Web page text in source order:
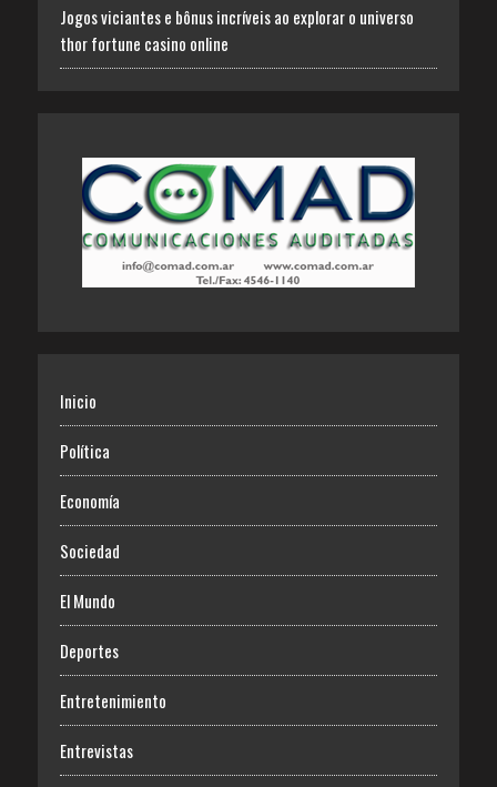
Jogos viciantes e bônus incríveis ao explorar o universo
thor fortune casino online
Inicio
Política
Economía
Sociedad
El Mundo
Deportes
Entretenimiento
Entrevistas